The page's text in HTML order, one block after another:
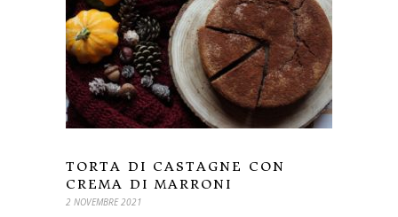
TORTA DI CASTAGNE CON
CREMA DI MARRONI
2 NOVEMBRE 2021